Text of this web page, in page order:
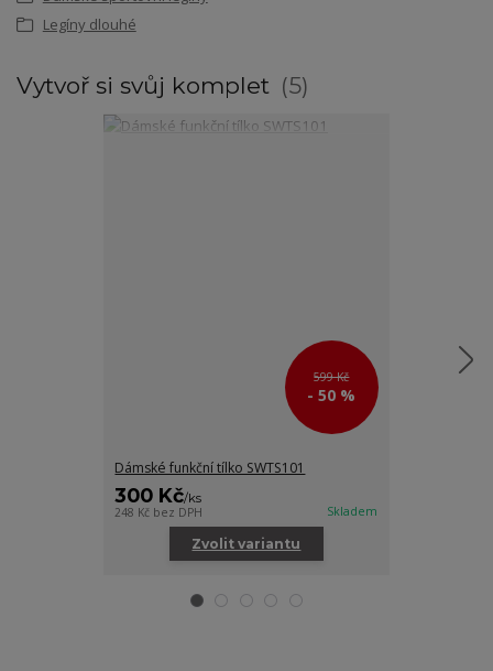
Legíny dlouhé
Vytvoř si svůj komplet 5
599 Kč
- 50 %
Dámské funkční tílko SWTS101
300 Kč/ks
248 Kč bez DPH Skladem
Zvolit variantu